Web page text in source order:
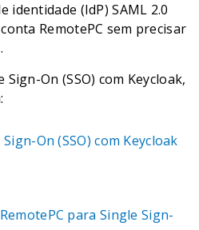
identidade (IdP) SAML 2.0
RemotePC sem precisar
On (SSO) com Keycloak,
On (SSO) com Keycloak
para Single Sign-